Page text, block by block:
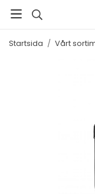
Startsida / Vårt